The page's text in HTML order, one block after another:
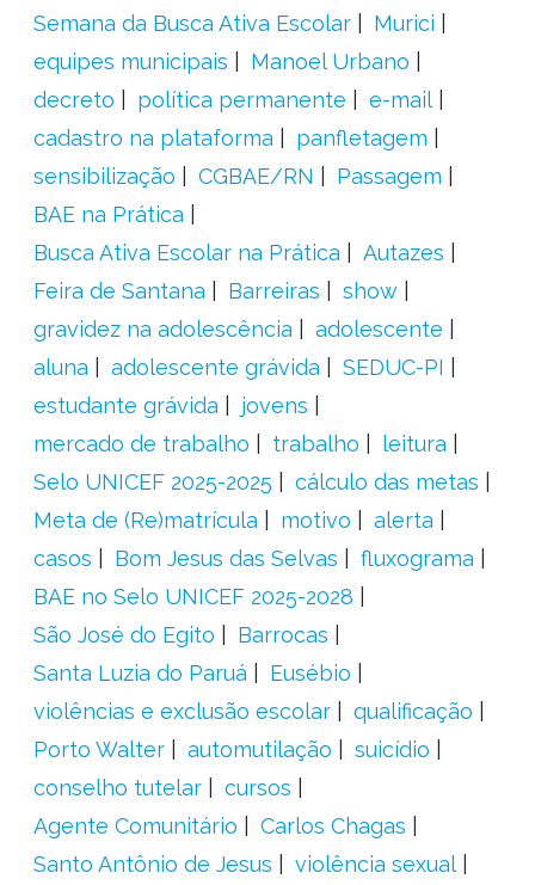
Semana da Busca Ativa Escolar
Murici
equipes municipais
Manoel Urbano
decreto
política permanente
e-mail
cadastro na plataforma
panfletagem
sensibilização
CGBAE/RN
Passagem
BAE na Prática
Busca Ativa Escolar na Prática
Autazes
Feira de Santana
Barreiras
show
gravidez na adolescência
adolescente
aluna
adolescente grávida
SEDUC-PI
estudante grávida
jovens
mercado de trabalho
trabalho
leitura
Selo UNICEF 2025-2025
cálculo das metas
Meta de (Re)matrícula
motivo
alerta
casos
Bom Jesus das Selvas
fluxograma
BAE no Selo UNICEF 2025-2028
São José do Egito
Barrocas
Santa Luzia do Paruá
Eusébio
violências e exclusão escolar
qualificação
Porto Walter
automutilação
suicídio
conselho tutelar
cursos
Agente Comunitário
Carlos Chagas
Santo Antônio de Jesus
violência sexual